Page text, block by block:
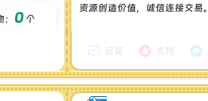
0个
资源创造价值，诚信连接交易。